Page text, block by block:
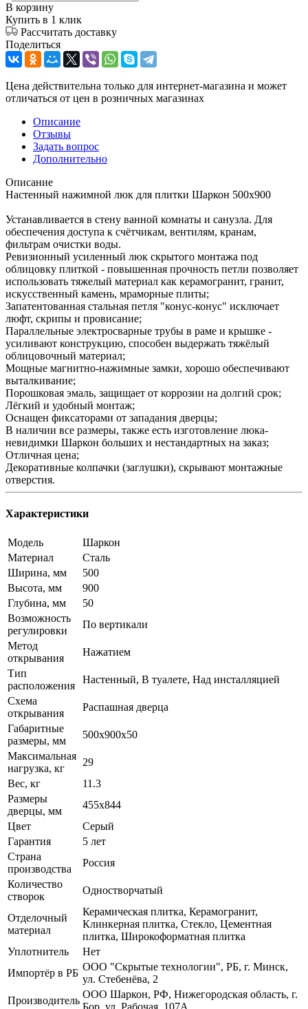
В корзину
Купить в 1 клик
Рассчитать доставку
Поделиться
Цена действительна только для интернет-магазина и может
отличаться от цен в розничных магазинах
Описание
Отзывы
Задать вопрос
Дополнительно
Описание
Настенный нажимной люк для плитки Шаркон 500х900
Устанавливается в стену ванной комнаты и санузла. Для
обеспечения доступа к счётчикам, вентилям, кранам,
фильтрам очистки воды.
Ревизионный усиленный люк скрытого монтажа под
облицовку плиткой - повышенная прочность петли позволяет
использовать тяжелый материал как керамогранит, гранит,
искусственный камень, мраморные плиты;
Запатентованная стальная петля "конус-конус" исключает
люфт, скрипы и провисание;
Параллельные электросварные трубы в раме и крышке -
усиливают конструкцию, способен выдержать тяжёлый
облицовочный материал;
Мощные магнитно-нажимные замки, хорошо обеспечивают
выталкивание;
Порошковая эмаль, защищает от коррозии на долгий срок;
Лёгкий и удобный монтаж;
Оснащен фиксаторами от западания дверцы;
В наличии все размеры, также есть изготовление люка-
невидимки Шаркон больших и нестандартных на заказ;
Отличная цена;
Декоративные колпачки (заглушки), скрывают монтажные
отверстия.
Характеристики
Модель
Шаркон
Материал
Сталь
Ширина, мм
500
Высота, мм
900
Глубина, мм
50
Возможность
регулировки
По вертикали
Метод
открывания
Нажатием
Тип
расположения
Настенный, В туалете, Над инсталляцией
Схема
открывания
Распашная дверца
Габаритные
размеры, мм
500x900x50
Максимальная
нагрузка, кг
29
Вес, кг
11.3
Размеры
дверцы, мм
455х844
Цвет
Серый
Гарантия
5 лет
Страна
производства
Россия
Количество
створок
Одностворчатый
Отделочный
материал
Керамическая плитка, Керамогранит,
Клинкерная плитка, Стекло, Цементная
плитка, Широкоформатная плитка
Уплотнитель
Нет
Импортёр в РБ
ООО "Скрытые технологии", РБ, г. Минск,
ул. Стебенёва, 2
Производитель
ООО Шаркон, РФ, Нижегородская область, г.